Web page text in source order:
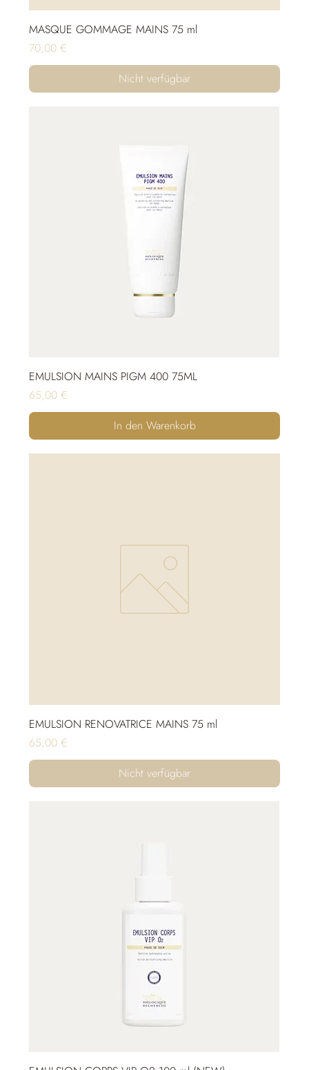
MASQUE GOMMAGE MAINS 75 ml
Preis
70,00 €
Nicht verfügbar
EMULSION MAINS PIGM 400 75ML
Preis
65,00 €
In den Warenkorb
EMULSION RENOVATRICE MAINS 75 ml
Preis
65,00 €
Nicht verfügbar